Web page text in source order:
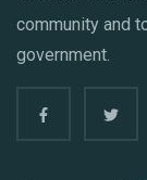
community and
government.